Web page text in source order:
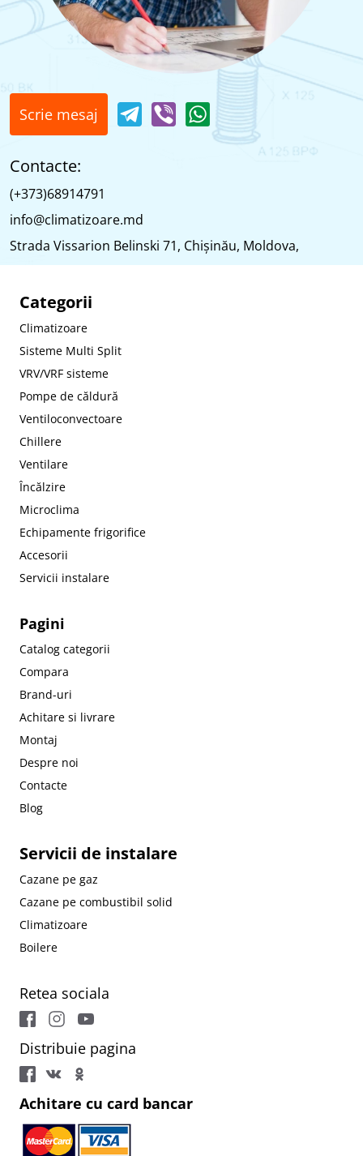
Scrie mesaj
Contacte:
(+373)68914791
info@climatizoare.md
Strada Vissarion Belinski 71, Chişinău, Moldova,
Categorii
Climatizoare
Sisteme Multi Split
VRV/VRF sisteme
Pompe de căldură
Ventiloconvectoare
Chillere
Ventilare
Încălzire
Microclima
Echipamente frigorifice
Accesorii
Servicii instalare
Pagini
Catalog categorii
Compara
Brand-uri
Achitare si livrare
Montaj
Despre noi
Contacte
Blog
Servicii de instalare
Cazane pe gaz
Cazane pe combustibil solid
Climatizoare
Boilere
Retea sociala
Distribuie pagina
Achitare cu card bancar